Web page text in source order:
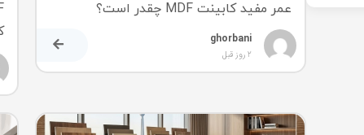
عمر مفید کابینت MDF چقدر است؟
ghorbani
2 روز قبل